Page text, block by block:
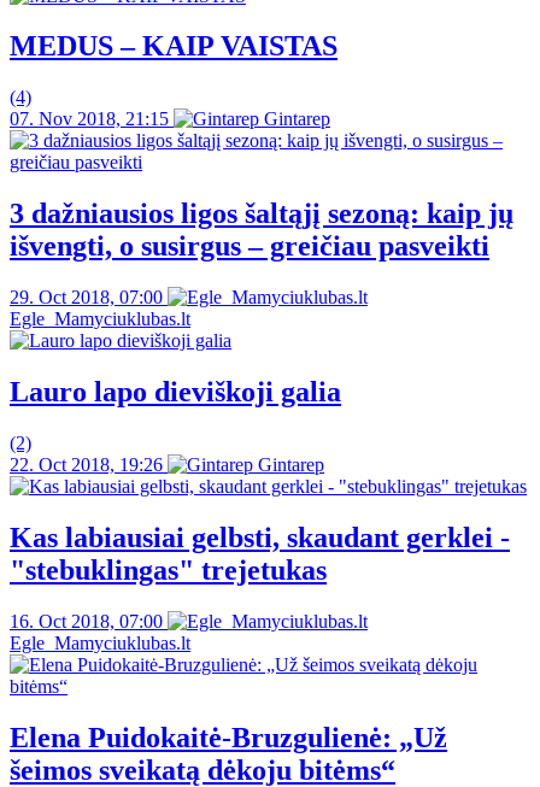
MEDUS – KAIP VAISTAS
(4)
07. Nov 2018, 21:15
Gintarep
3 dažniausios ligos šaltąjį sezoną: kaip jų
išvengti, o susirgus – greičiau pasveikti
29. Oct 2018, 07:00
Egle_Mamyciuklubas.lt
Lauro lapo dieviškoji galia
(2)
22. Oct 2018, 19:26
Gintarep
Kas labiausiai gelbsti, skaudant gerklei -
"stebuklingas" trejetukas
16. Oct 2018, 07:00
Egle_Mamyciuklubas.lt
Elena Puidokaitė-Bruzgulienė: „Už
šeimos sveikatą dėkoju bitėms“